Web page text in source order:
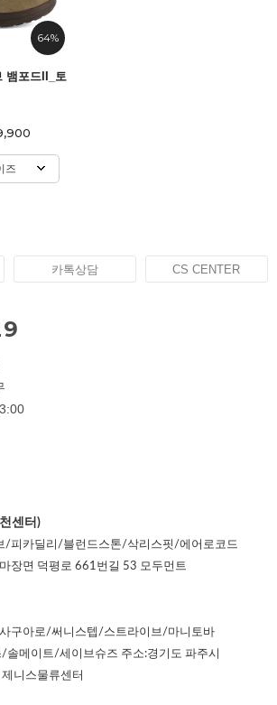
64%
뱀포드II_토
즈
카톡상담 CS CENTER
센터)
/피카딜리/블런드스톤/삭리스핏/에어로코드
장면 덕평로 661번길 53 모두먼트
구아로/써니스텝/스트라이브/마니토바
메이트/세이브슈즈 주소:경기도 파주시
니스물류센터